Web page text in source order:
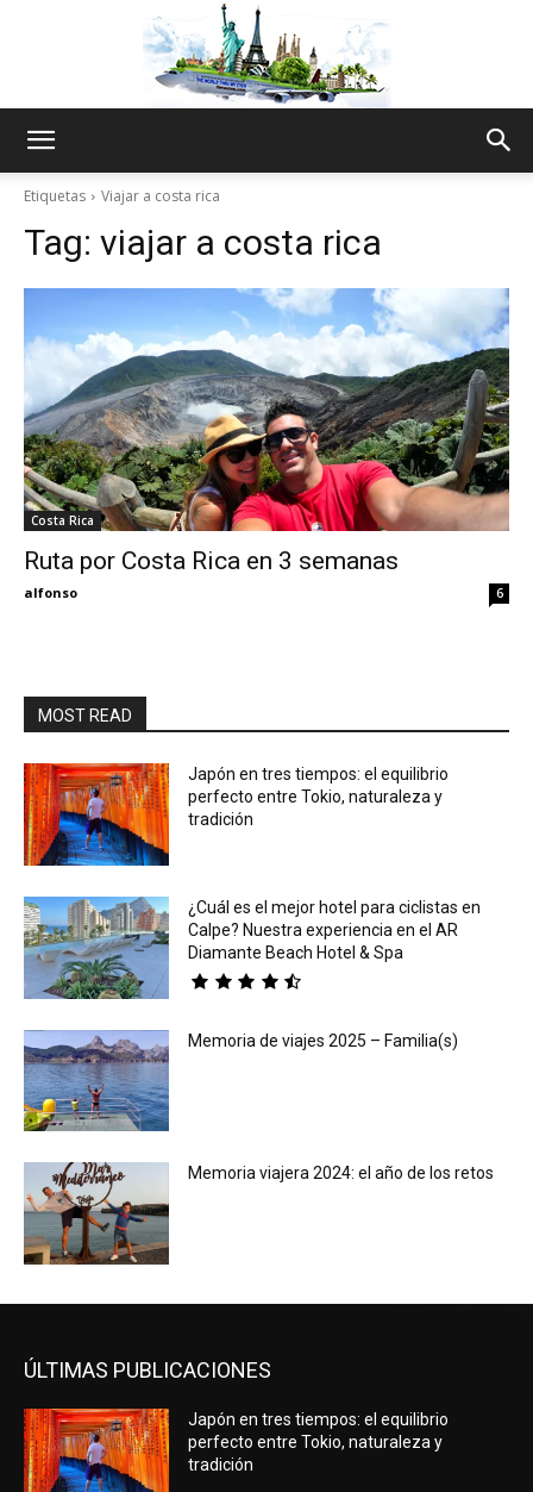
Thru
My
Etiquetas Viajar a costa rica
Tag: viajar a costa rica
Costa Rica
Ruta por Costa Rica en 3 semanas
alfonso 6
MOST READ
Japón en tres tiempos: el equilibrio
perfecto entre Tokio, naturaleza y
tradición
¿Cuál es el mejor hotel para ciclistas en
Calpe? Nuestra experiencia en el AR
Diamante Beach Hotel & Spa
Memoria de viajes 2025 – Familia(s)
Memoria viajera 2024: el año de los retos
ÚLTIMAS PUBLICACIONES
Japón en tres tiempos: el equilibrio
perfecto entre Tokio, naturaleza y
tradición